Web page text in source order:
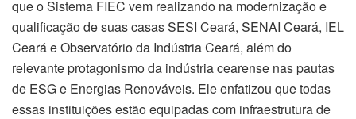
que o Sistema FIEC vem realizando na modernização e
qualificação de suas casas SESI Ceará, SENAI Ceará, IEL
Ceará e Observatório da Indústria Ceará, além do
relevante protagonismo da indústria cearense nas pautas
de ESG e Energias Renováveis. Ele enfatizou que todas
essas instituições estão equipadas com infraestrutura de